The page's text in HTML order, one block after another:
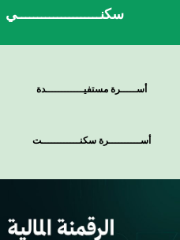
سكنـــــــــــــــــــــي
أســـــرة مستفيــــــــــــدة
أســــــــــرة سكنــــــــــــت